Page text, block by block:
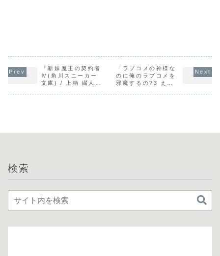
「新妹魔王の契約者
Ⅳ(角川スニーカー
文庫) / 上栖 綴人」
「ラブコメの神様な
のに俺のラブコメを
邪魔するの?3 えっ
検索